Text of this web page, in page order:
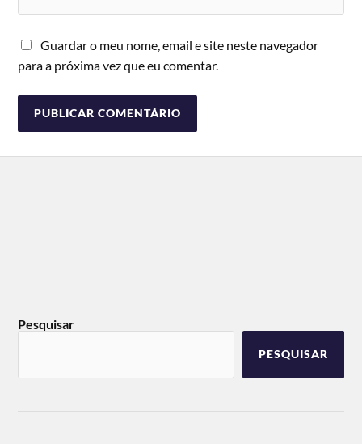
Guardar o meu nome, email e site neste navegador
para a próxima vez que eu comentar.
Pesquisar
PESQUISAR